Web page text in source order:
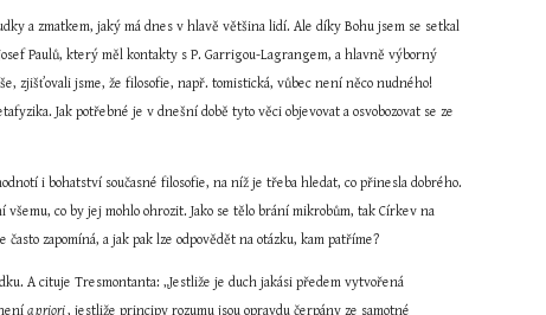
a zmatkem, jaký má dnes v hlavě většina lidí. Ale díky Bohu jsem se setkal
Paulů, který měl kontakty s P. Garrigou-Lagrangem, a hlavně výborný
zjišťovali jsme, že filosofie, např. tomistická, vůbec není něco nudného!
Jak potřebné je v dnešní době tyto věci objevovat a osvobozovat se ze
i bohatství současné filosofie, na níž je třeba hledat, co přinesla dobrého.
co by jej mohlo ohrozit. Jako se tělo brání mikrobům, tak Církev na
zapomíná, a jak pak lze odpovědět na otázku, kam patříme?
A cituje Tresmontanta: „Jestliže je duch jakási předem vytvořená
není a priori , jestliže principy rozumu jsou opravdu čerpány ze samotné